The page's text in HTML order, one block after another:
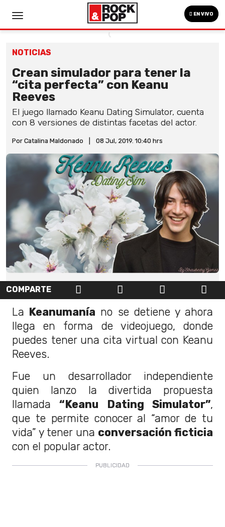
EN VIVO
NOTICIAS
Crean simulador para tener la
“cita perfecta” con Keanu
Reeves
El juego llamado Keanu Dating Simulator, cuenta
con 8 versiones de distintas facetas del actor.
Por Catalina Maldonado 08 Jul, 2019. 10:40 hrs
COMPARTE
La Keanumanía no se detiene y ahora
llega en forma de videojuego, donde
puedes tener una cita virtual con Keanu
Reeves.
Fue un desarrollador independiente
quien lanzo la divertida propuesta
llamada“Keanu Dating Simulator”,
que te permite conocer al “amor de tu
vida” y tener una conversación ficticia
con el popular actor.